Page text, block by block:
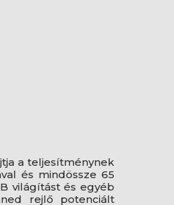
a teljesítménynek
és mindössze 65
világítást és egyéb
rejlő potenciált